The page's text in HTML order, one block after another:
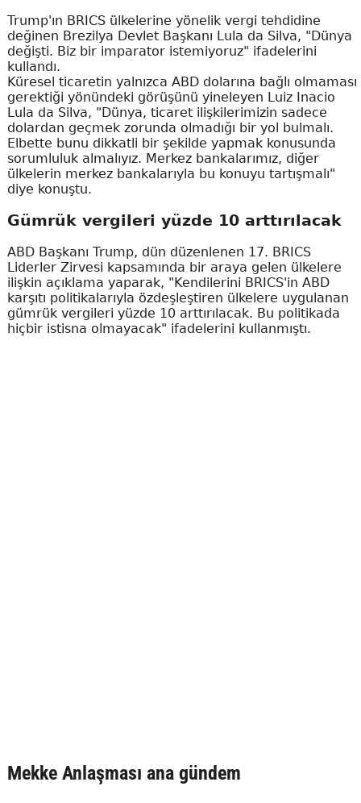
Trump'ın BRICS ülkelerine yönelik vergi tehdidine
değinen Brezilya Devlet Başkanı Lula da Silva, "Dünya
değişti. Biz bir imparator istemiyoruz" ifadelerini
kullandı.
Küresel ticaretin yalnızca ABD dolarına bağlı olmaması
gerektiği yönündeki görüşünü yineleyen Luiz Inacio
Lula da Silva, "Dünya, ticaret ilişkilerimizin sadece
dolardan geçmek zorunda olmadığı bir yol bulmalı.
Elbette bunu dikkatli bir şekilde yapmak konusunda
sorumluluk almalıyız. Merkez bankalarımız, diğer
ülkelerin merkez bankalarıyla bu konuyu tartışmalı"
diye konuştu.
Gümrük vergileri yüzde 10 arttırılacak
ABD Başkanı Trump, dün düzenlenen 17. BRICS
Liderler Zirvesi kapsamında bir araya gelen ülkelere
ilişkin açıklama yaparak, "Kendilerini BRICS'in ABD
karşıtı politikalarıyla özdeşleştiren ülkelere uygulanan
gümrük vergileri yüzde 10 arttırılacak. Bu politikada
hiçbir istisna olmayacak" ifadelerini kullanmıştı.
Mekke Anlaşması ana gündem